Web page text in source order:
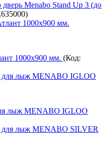
Menabo Stand Up 3 (до
)
1000х900 мм. (Код:
лыж MENABO IGLOO